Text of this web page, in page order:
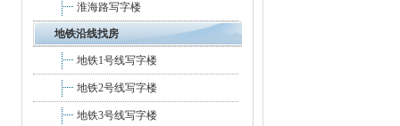
淮海路写字楼
地铁沿线找房
地铁1号线写字楼
地铁2号线写字楼
地铁3号线写字楼